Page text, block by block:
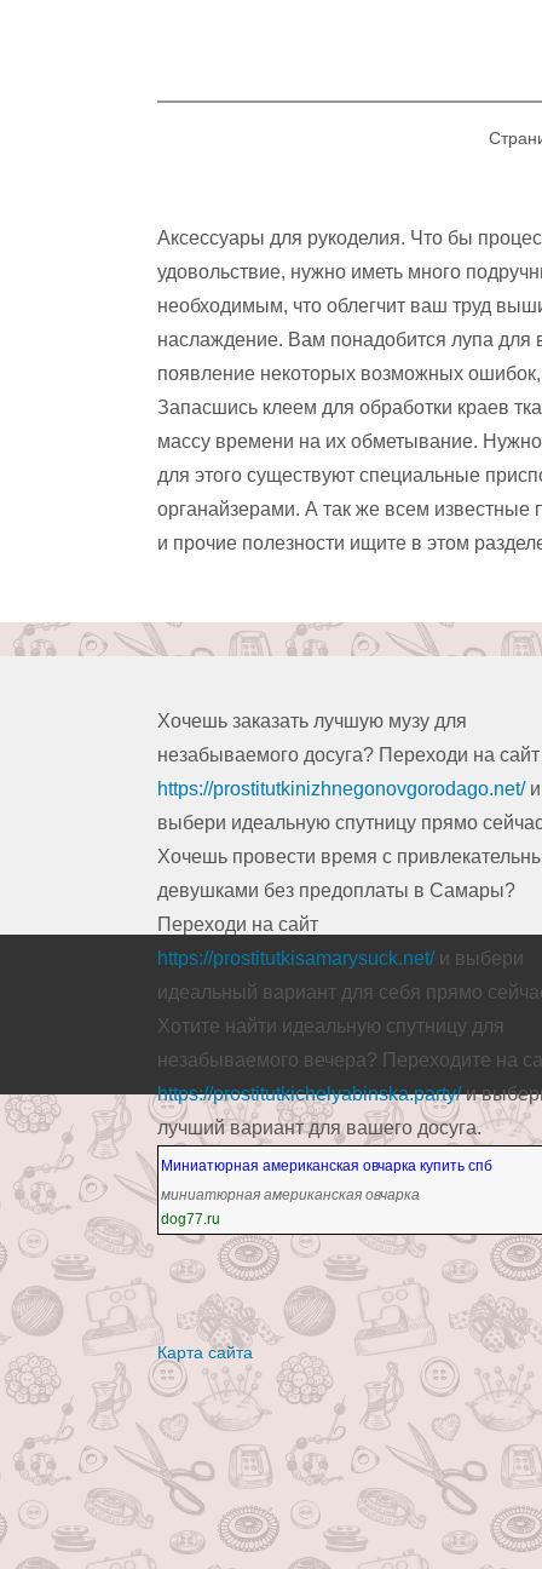
Аксессуары для рукоделия. Что бы
удовольствие, нужно иметь много
необходимым, что облегчит ваш труд
наслаждение. Вам понадобится лупа для
появление некоторых возможных
Запасшись клеем для обработки краев
массу времени на их обметывание.
для этого существуют специальные
органайзерами. А так же всем
и прочие полезности ищите в этом
Хочешь заказать лучшую музу для
незабываемого досуга? Переходи на сайт
https://prostitutkinizhnegonovgorodago.net/и
выбери идеальную спутницу прямо
Хочешь провести время с
девушками без предоплаты в Самары?
Переходи на сайт
https://prostitutkisamarysuck.net/и выбери
идеальный вариант для себя прямо
Хотите найти идеальную спутницу для
незабываемого вечера? Переходите на
https://prostitutkichelyabinska.party/и
лучший вариант для вашего досуга.
Миниатюрная американская овчарка купить спб
миниатюрная американская овчарка
dog77.ru
Карта сайта